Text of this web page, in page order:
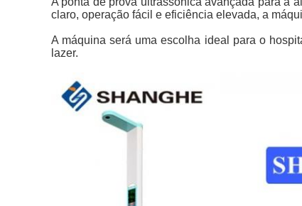
claro, operação fácil e eficiência elevada, a
A máquina será uma escolha ideal para o
lazer.